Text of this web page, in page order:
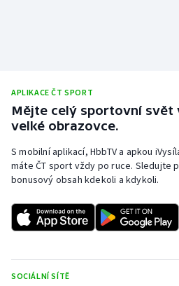
APLIKACE ČT SPORT
Mějte celý sportovní svět
velké obrazovce.
S mobilní aplikací, HbbTV a apkou
máte ČT sport vždy po ruce. Sledujte
bonusový obsah kdekoli a kdykoli.
SOCIÁLNÍ SÍTĚ